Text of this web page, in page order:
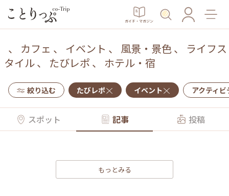
ガイド・マガジン
、 カフェ 、 イベント 、 風景・景色、 ライフス
タイル、 たびレポ 、 ホテル・宿
絞り込む たびレポ イベント アクティ
スポット 記事 投稿
もっとみる